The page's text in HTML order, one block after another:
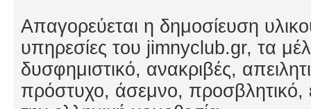
Απαγορεύεται η δημοσίευση
υπηρεσίες του jimnyclub.gr, τα
δυσφημιστικό, ανακριβές,
πρόστυχο, άσεμνο, προσβλητικό,